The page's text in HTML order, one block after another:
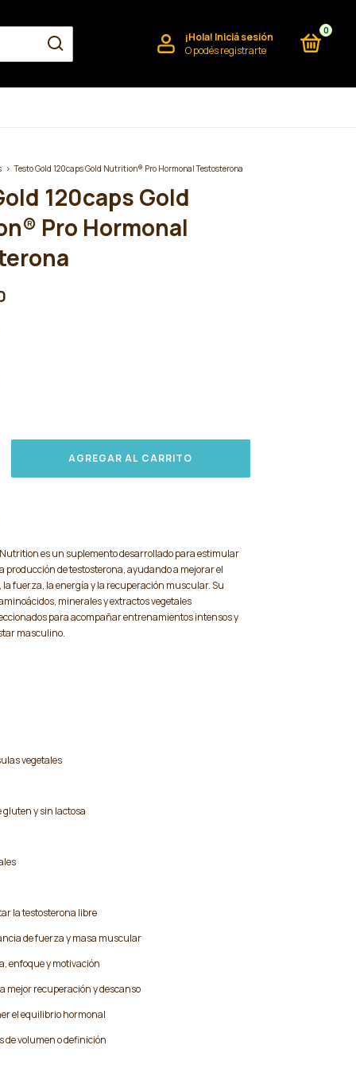
¡Hola! Iniciá sesión
O podés registrarte
0
> Testo Gold 120caps Gold Nutrition® Pro Hormonal Testosterona
120caps Gold
Pro Hormonal
Nutrition es un suplemento desarrollado para estimular
producción de testosterona, ayudando a mejorar el
fuerza, la energía y la recuperación muscular. Su
minerales y extractos vegetales
para acompañar entrenamientos intensos y
masculino.
vegetales
gluten y sin lactosa
la testosterona libre
de fuerza y masa muscular
enfoque y motivación
mejor recuperación y descanso
el equilibrio hormonal
de volumen o definición